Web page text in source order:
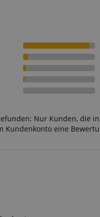
Nur Kunden, die
eine